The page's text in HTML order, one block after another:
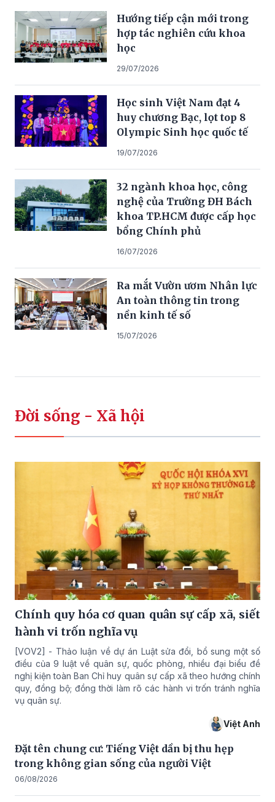
Hướng tiếp cận mới trong
hợp tác nghiên cứu khoa
học
29/07/2026
Học sinh Việt Nam đạt 4
huy chương Bạc, lọt top 8
Olympic Sinh học quốc tế
19/07/2026
32 ngành khoa học, công
nghệ của Trường ĐH Bách
khoa TP.HCM được cấp học
bổng Chính phủ
16/07/2026
Ra mắt Vườn ươm Nhân lực
An toàn thông tin trong
nền kinh tế số
15/07/2026
Đời sống - Xã hội
Chính quy hóa cơ quan quân sự cấp xã, siết
hành vi trốn nghĩa vụ
[VOV2] - Thảo luận về dự án Luật sửa đổi, bổ sung một số
điều của 9 luật về quân sự, quốc phòng, nhiều đại biểu đề
nghị kiện toàn Ban Chỉ huy quân sự cấp xã theo hướng chính
quy, đồng bộ; đồng thời làm rõ các hành vi trốn tránh nghĩa
vụ quân sự.
Việt Anh
Đặt tên chung cư: Tiếng Việt dần bị thu hẹp
trong không gian sống của người Việt
06/08/2026